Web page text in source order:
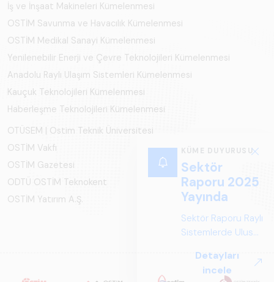
KÜME DUYURUSU
Sektör
Raporu 2025
Yayında
Sektör Raporu Raylı
Sistemlerde Ulusal
Perspektif ARUS
tarafından
Detayları
incele
İş ve İnşaat Makineleri Kümelenmesi
OSTİM Savunma ve Havacılık Kümelenmesi
OSTİM Medikal Sanayi Kümelenmesi
Yenilenebilir Enerji ve Çevre Teknolojileri Kümelenmesi
Anadolu Raylı Ulaşım Sistemleri Kümelenmesi
Kauçuk Teknolojileri Kümelenmesi
Haberleşme Teknolojileri Kümelenmesi
OTÜSEM | Ostim Teknik Üniversitesi
OSTİM Vakfı
OSTİM Gazetesi
ODTÜ OSTİM Teknokent
OSTİM Yatırım A.Ş.